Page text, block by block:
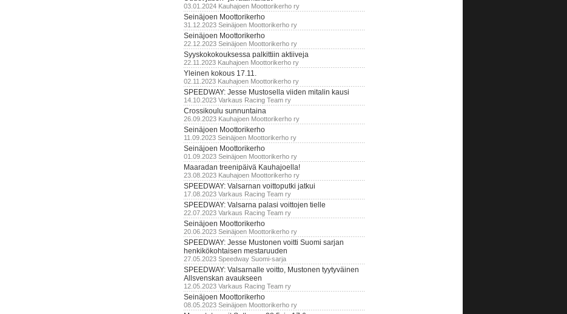
03.01.2024 Kauhajoen Moottorikerho ry
Seinäjoen Moottorikerho
31.12.2023 Seinäjoen Moottorikerho ry
Seinäjoen Moottorikerho
22.12.2023 Seinäjoen Moottorikerho ry
Syyskokokouksessa palkittiin aktiiveja
22.11.2023 Kauhajoen Moottorikerho ry
Yleinen kokous 17.11.
02.11.2023 Kauhajoen Moottorikerho ry
SPEEDWAY: Jesse Mustosella viiden mitalin kausi
14.10.2023 Varkaus Racing Team ry
Crossikoulu sunnuntaina
26.09.2023 Kauhajoen Moottorikerho ry
Seinäjoen Moottorikerho
11.09.2023 Seinäjoen Moottorikerho ry
Seinäjoen Moottorikerho
01.09.2023 Seinäjoen Moottorikerho ry
Maaradan treenipäivä Kauhajoella!
23.08.2023 Kauhajoen Moottorikerho ry
SPEEDWAY: Valsarnan voittoputki jatkui
17.08.2023 Varkaus Racing Team ry
SPEEDWAY: Valsarna palasi voittojen tielle
22.07.2023 Varkaus Racing Team ry
Seinäjoen Moottorikerho
20.06.2023 Seinäjoen Moottorikerho ry
SPEEDWAY: Jesse Mustonen voitti Suomi sarjan
henkikökohtaisen mestaruuden
27.05.2023 Speedway Suomi-sarja
SPEEDWAY: Valsarnalle voitto, Mustonen tyytyväinen
Allsvenskan avaukseen
12.05.2023 Varkaus Racing Team ry
Seinäjoen Moottorikerho
08.05.2023 Seinäjoen Moottorikerho ry